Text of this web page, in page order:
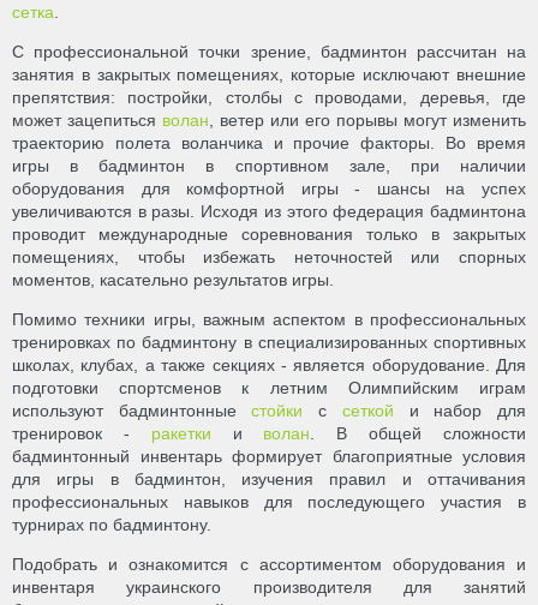
сетка
С профессиональной точки зрение, бадминтон рассчитан на
занятия в закрытых помещениях, которые исключают внешние
препятствия: постройки, столбы с проводами, деревья, где
может зацепиться волан , ветер или его порывы могут изменить
траекторию полета воланчика и прочие факторы. Во время
игры в бадминтон в спортивном зале, при наличии
оборудования для комфортной игры - шансы на успех
увеличиваются в разы. Исходя из этого федерация бадминтона
проводит международные соревнования только в закрытых
помещениях, чтобы избежать неточностей или спорных
моментов, касательно результатов игры.
Помимо техники игры, важным аспектом в профессиональных
тренировках по бадминтону в специализированных спортивных
школах, клубах, а также секциях - является оборудование. Для
подготовки спортсменов к летним Олимпийским играм
используют бадминтонныестойки с сеткой и набор для
тренировок - ракетки и волан . В общей сложности
бадминтонный инвентарь формирует благоприятные условия
для игры в бадминтон, изучения правил и оттачивания
профессиональных навыков для последующего участия в
турнирах по бадминтону.
Подобрать и ознакомится с ассортиментом оборудования и
инвентаря украинского производителя для занятий